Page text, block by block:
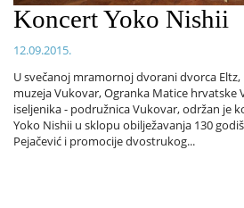
Koncert Yoko Nishii
12.09.2015.
U svečanoj mramornoj dvorani dvorca
muzeja Vukovar, Ogranka Matice hrvatske
iseljenika - podružnica Vukovar, održan je
Yoko Nishii u sklopu obilježavanja 130
Pejačević i promocije dvostrukog...